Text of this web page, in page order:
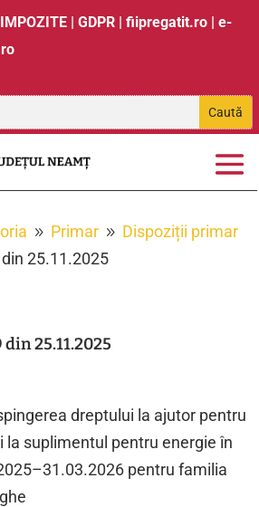
|GDPR |fiipregatit.ro |e-
9 Primar 9 Dispoziții primar
25.11.2025
25.11.2025
dreptului la ajutor pentru
la suplimentul pentru energie în
pentru familia